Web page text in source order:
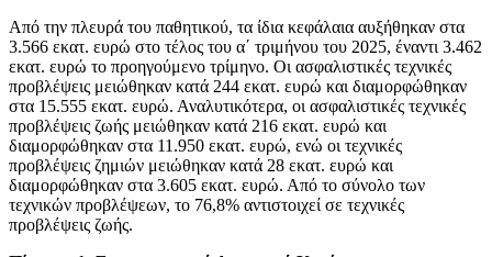
Από την πλευρά του παθητικού, τα ίδια κεφάλαια αυξήθηκαν στα
3.566 εκατ. ευρώ στο τέλος του α΄ τριμήνου του 2025, έναντι 3.462
εκατ. ευρώ το προηγούμενο τρίμηνο. Οι ασφαλιστικές τεχνικές
προβλέψεις μειώθηκαν κατά 244 εκατ. ευρώ και διαμορφώθηκαν
στα 15.555 εκατ. ευρώ. Αναλυτικότερα, οι ασφαλιστικές τεχνικές
προβλέψεις ζωής μειώθηκαν κατά 216 εκατ. ευρώ και
διαμορφώθηκαν στα 11.950 εκατ. ευρώ, ενώ οι τεχνικές
προβλέψεις ζημιών μειώθηκαν κατά 28 εκατ. ευρώ και
διαμορφώθηκαν στα 3.605 εκατ. ευρώ. Από το σύνολο των
τεχνικών προβλέψεων, το 76,8% αντιστοιχεί σε τεχνικές
προβλέψεις ζωής.